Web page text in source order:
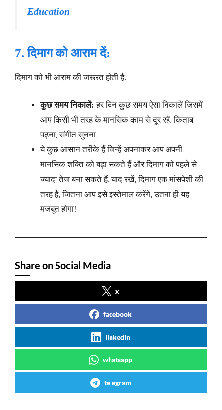
Education
7. दिमाग को आराम दें:
दिमाग को भी आराम की जरूरत होती है.
कुछ समय निकालें: हर दिन कुछ समय ऐसा निकालें जिसमें
आप किसी भी तरह के मानसिक काम से दूर रहें. किताब
पढ़ना, संगीत सुनना,
ये कुछ आसान तरीके हैं जिन्हें अपनाकर आप अपनी
मानसिक शक्ति को बढ़ा सकते हैं और दिमाग को पहले से
ज्यादा तेज बना सकते हैं. याद रखें, दिमाग एक मांसपेशी की
तरह है, जितना आप इसे इस्तेमाल करेंगे, उतना ही यह
मजबूत होगा!
Share on Social Media
x
facebook
linkedin
whatsapp
telegram